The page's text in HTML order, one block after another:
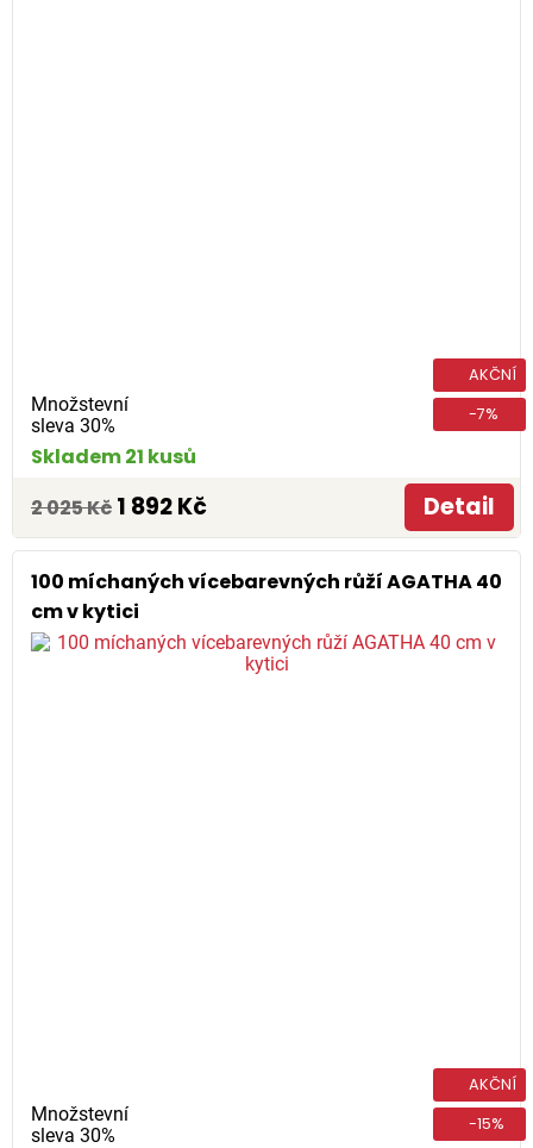
Množstevní
sleva 30%
AKČNÍ
-7%
Skladem 21 kusů
2 025 Kč 1 892 Kč Detail
100 míchaných vícebarevných růží AGATHA 40
cm v kytici
Množstevní
sleva 30%
AKČNÍ
-15%